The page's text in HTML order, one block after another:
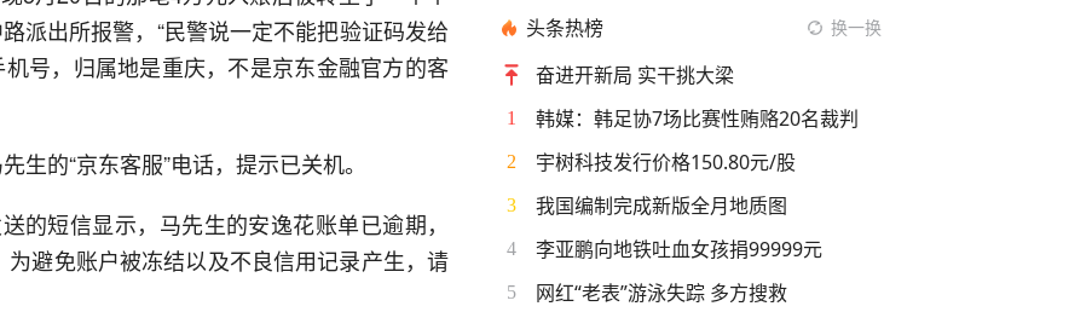
派出所报警，“民警说一定不能把验证码发给
号，归属地是重庆，不是京东金融官方的客
的“京东客服”电话，提示已关机。
的短信显示，马先生的安逸花账单已逾期，
避免账户被冻结以及不良信用记录产生，请
头条热榜 换一换
奋进开新局 实干挑大梁
1 韩媒：韩足协7场比赛性贿赂20名裁判
2 宇树科技发行价格150.80元/股
3 我国编制完成新版全月地质图
4 李亚鹏向地铁吐血女孩捐99999元
5 网红“老表”游泳失踪 多方搜救